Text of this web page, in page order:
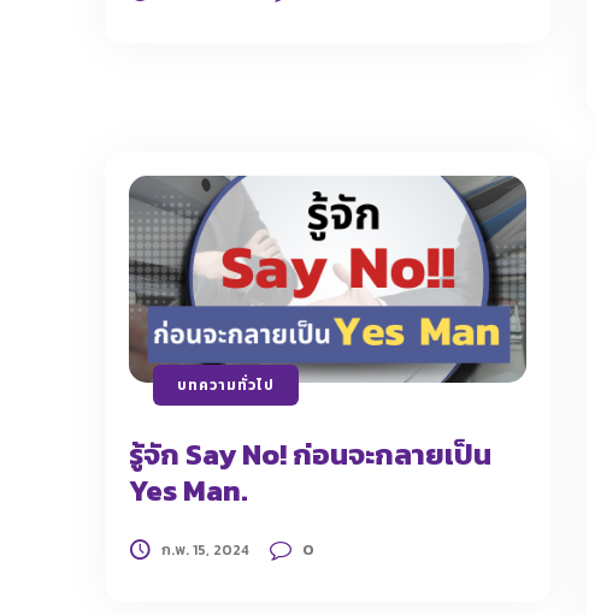
บทความทั่วไป
รู้จัก Say No! ก่อนจะกลายเป็น
Yes Man.
ก.พ. 15, 2024 0